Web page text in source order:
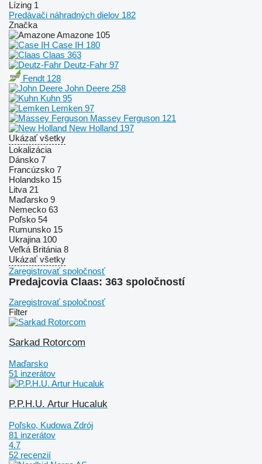
Lízing 1
Predávači náhradných dielov 182
Značka
Amazone 105
Case IH 180
Claas 363
Deutz-Fahr 97
Fendt 128
John Deere 258
Kuhn 95
Lemken 97
Massey Ferguson 121
New Holland 197
Ukázať všetky
Lokalizácia
Dánsko 7
Francúzsko 7
Holandsko 15
Litva 21
Maďarsko 9
Nemecko 63
Poľsko 54
Rumunsko 15
Ukrajina 100
Veľká Británia 8
Ukázať všetky
Zaregistrovať spoločnosť
Predajcovia Claas: 363 spoločností
Zaregistrovať spoločnosť
Filter
Sarkad Rotorcom
Maďarsko
51 inzerátov
P.P.H.U. Artur Hucaluk
Poľsko, Kudowa Zdrój
81 inzerátov
4.7
52 recenzií